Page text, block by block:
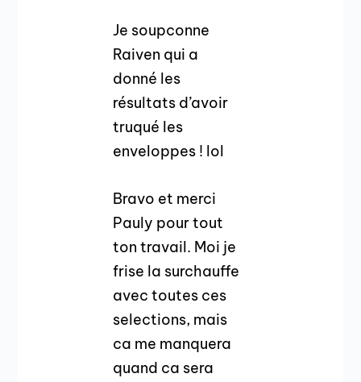
Je soupconne
Raiven qui a
donné les
résultats d’avoir
truqué les
enveloppes ! lol
Bravo et merci
Pauly pour tout
ton travail. Moi je
frise la surchauffe
avec toutes ces
selections, mais
ca me manquera
quand ca sera